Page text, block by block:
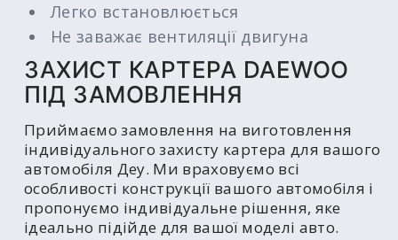
Легко встановлюється
Не заважає вентиляції двигуна
ЗАХИСТ КАРТЕРА DAEWOO
ПІД ЗАМОВЛЕННЯ
Приймаємо замовлення на виготовлення
індивідуального захисту картера для вашого
автомобіля Деу. Ми враховуємо всі
особливості конструкції вашого автомобіля і
пропонуємо індивідуальне рішення, яке
ідеально підійде для вашої моделі авто.